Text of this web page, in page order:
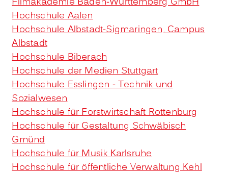
Hochschule Aalen
Hochschule Albstadt-Sigmaringen, Campus
Albstadt
Hochschule Biberach
Hochschule der Medien Stuttgart
Hochschule Esslingen - Technik und
Sozialwesen
Hochschule für Forstwirtschaft Rottenburg
Hochschule für Gestaltung Schwäbisch
Gmünd
Hochschule für Musik Karlsruhe
Hochschule für öffentliche Verwaltung Kehl